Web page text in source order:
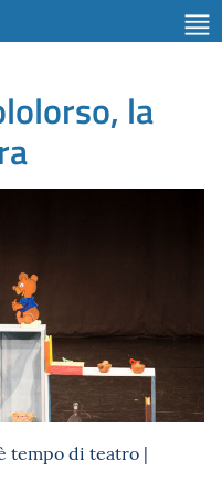
la
tempo di teatro |